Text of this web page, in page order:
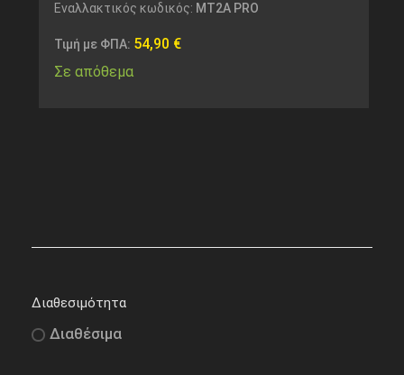
Εναλλακτικός κωδικός: MT2A PRO
Τιμή με ΦΠΑ: 54,90 €
Σε απόθεμα
Διαθεσιμότητα
Διαθέσιμα